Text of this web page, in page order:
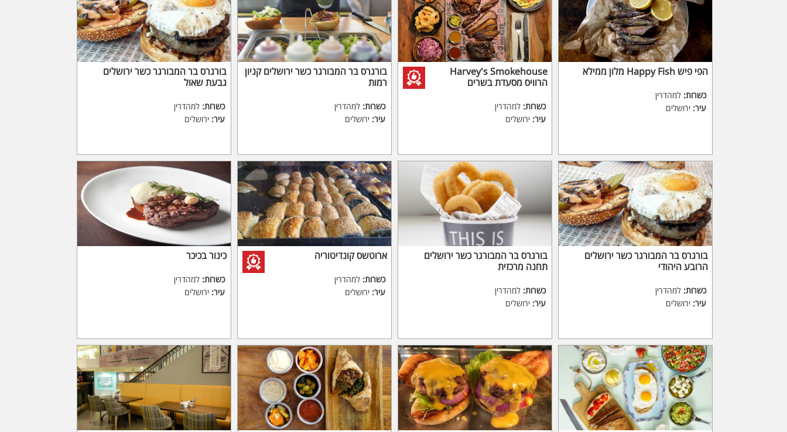
הפי פיש Happy Fish מלון ממילא
כשרות: למהדרין
עיר: ירושלים
Harvey's Smokehouse
הרוויס מסעדת בשרים
כשרות: למהדרין
עיר: ירושלים
בורגרס בר המבורגר כשר ירושלים קניון
רמות
כשרות: למהדרין
עיר: ירושלים
בורגרס בר המבורגר כשר ירושלים
גבעת שאול
כשרות: למהדרין
עיר: ירושלים
בורגרס בר המבורגר כשר ירושלים
הרובע היהודי
כשרות: למהדרין
עיר: ירושלים
בורגרס בר המבורגר כשר ירושלים
תחנה מרכזית
כשרות: למהדרין
עיר: ירושלים
ארוטשס קונדיטוריה
כשרות: למהדרין
עיר: ירושלים
כינור בכיכר
כשרות: למהדרין
עיר: ירושלים